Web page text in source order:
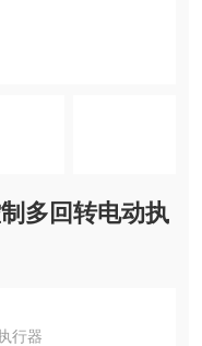
多回转电动执
行器